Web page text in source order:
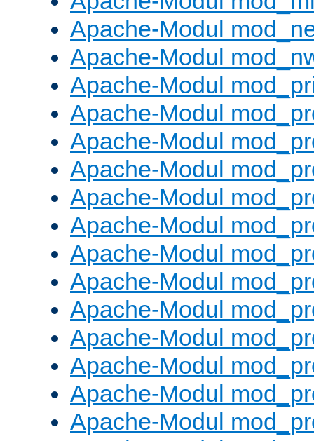
Apache-Modul
Apache-Modul
Apache-Modul
Apache-Modul
Apache-Modul
Apache-Modul
Apache-Modul
Apache-Modul
Apache-Modul
Apache-Modul
Apache-Modul
Apache-Modul
Apache-Modul
Apache-Modul
Apache-Modul